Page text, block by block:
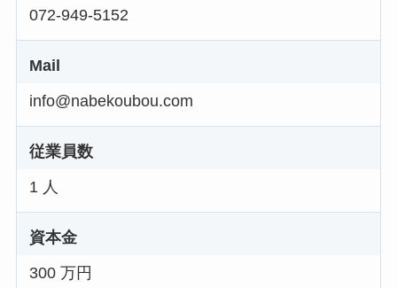
072-949-5152
Mail
info@nabekoubou.com
従業員数
1 人
資本金
300 万円